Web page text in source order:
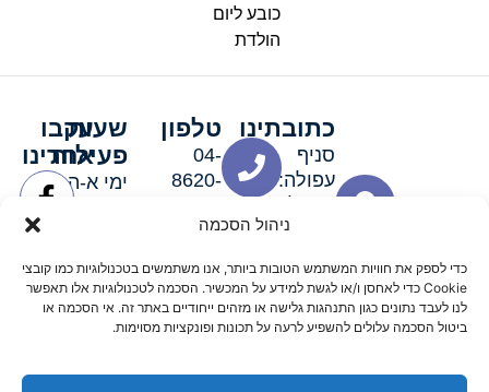
ניהול הסכמה
כדי לספק את חוויות המשתמש הטובות ביותר, אנו משתמשים בטכנולוגיות כמו קובצי
Cookie כדי לאחסן ו/או לגשת למידע על המכשיר. הסכמה לטכנולוגיות אלו תאפשר
לנו לעבד נתונים כגון התנהגות גלישה או מזהים ייחודיים באתר זה. אי הסכמה או
ביטול הסכמה עלולים להשפיע לרעה על תכונות ופונקציות מסוימות.
כובע ליום
הולדת
כתובתינו
סניף
עפולה:
סניף מגדל
האלה 19
טלפון
04-
8620-
שעות
פעילות
ימי א-ה:
ימי שישי
וערבי חג:
8:30-
15:00
עקבו
אחרינו